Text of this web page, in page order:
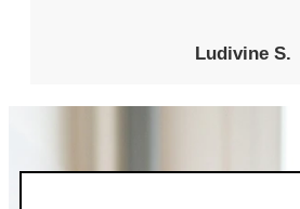
Ludivine S.